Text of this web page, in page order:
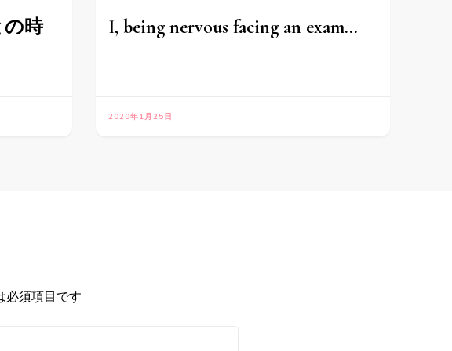
時
I, being nervous facing an exam…
2020年1月25日
必須項目です